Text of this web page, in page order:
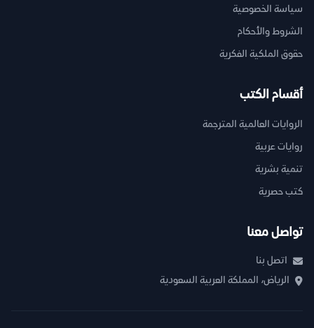
سياسة الخصوصية
الشروط والأحكام
حقوق الملكية الفكرية
أقسام الكتب
الروايات العالمية المترجمة
روايات عربية
تنمية بشرية
كتب حصرية
تواصل معنا
اتصل بنا
الرياض، المملكة العربية السعودية